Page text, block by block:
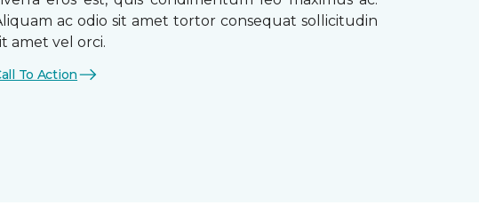
ac odio sit amet tortor consequat sollicitudin
amet vel orci.
To Action